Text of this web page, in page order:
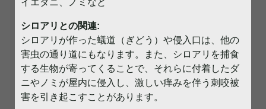
イエダニ、ノミなど
シロアリとの関連:
シロアリが作った蟻道（ぎどう）や侵入口は、他の
害虫の通り道にもなります。また、シロアリを捕食
する生物が寄ってくることで、それらに付着したダ
ニやノミが屋内に侵入し、激しい痒みを伴う刺咬被
害を引き起こすことがあります。